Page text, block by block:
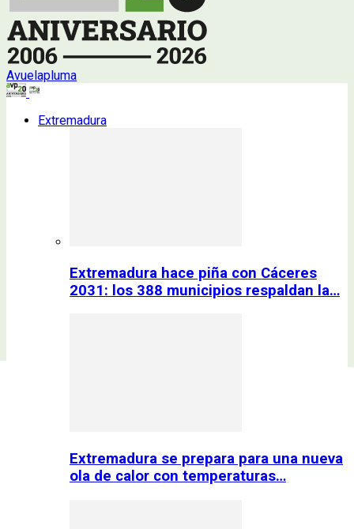
Avuelapluma
Extremadura
Extremadura hace piña con Cáceres
2031: los 388 municipios respaldan la…
Extremadura se prepara para una nueva
ola de calor con temperaturas…